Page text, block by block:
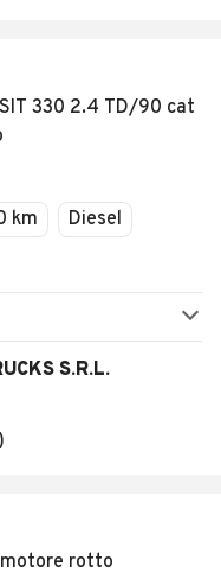
330 2.4 TD/90 cat
km
Diesel
S.R.L.
rotto